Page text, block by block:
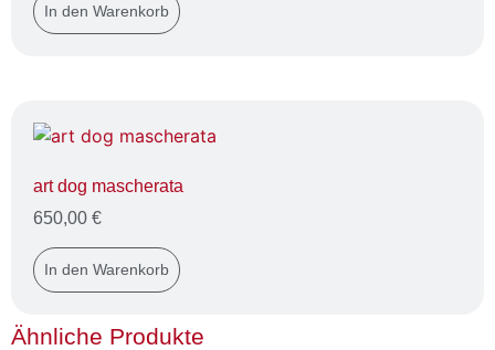
In den Warenkorb
art dog mascherata
650,00 €
In den Warenkorb
Ähnliche Produkte